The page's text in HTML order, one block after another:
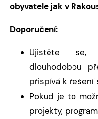
obyvatele jak v
Doporučení:
Ujistěte se,
dlouhodobou
přispívá k řešení
Pokud je to
projekty,